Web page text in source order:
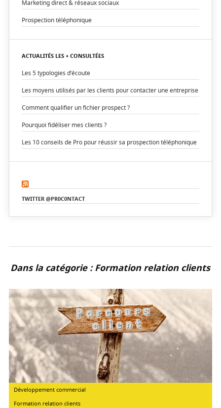
Marketing direct & réseaux sociaux
Prospection téléphonique
ACTUALITÉS LES + CONSULTÉES
Les 5 typologies d’écoute
Les moyens utilisés par les clients pour contacter une entreprise
Comment qualifier un fichier prospect ?
Pourquoi fidéliser mes clients ?
Les 10 conseils de Pro pour réussir sa prospection téléphonique
TWITTER @PR0C0NTACT
Dans la catégorie : Formation relation clients
Développement commercial
Formation relation clients